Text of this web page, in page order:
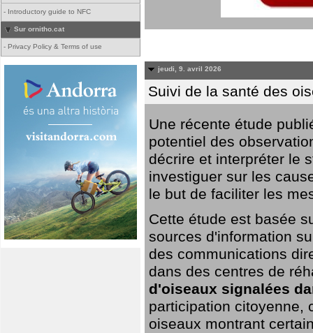
- Introductory guide to NFC
Sur ornitho.cat
- Privacy Policy & Terms of use
jeudi, 9. avril 2026
Suivi de la santé des
Une récente étude
potentiel des
décrire et interpréter le
investiguer sur les
le but de faciliter les
Cette étude est basée
sources d'information
des communications
dans des centres de
d'oiseaux signalées
participation citoyenne,
oiseaux montrant